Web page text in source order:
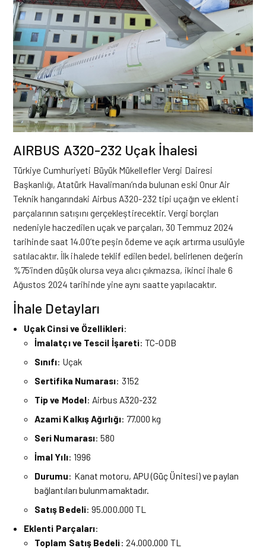
AIRBUS A320-232 Uçak İhalesi
Türkiye Cumhuriyeti Büyük Mükellefler Vergi Dairesi
Başkanlığı, Atatürk Havalimanı’nda bulunan eski Onur Air
Teknik hangarındaki Airbus A320-232 tipi uçağın ve eklenti
parçalarının satışını gerçekleştirecektir. Vergi borçları
nedeniyle haczedilen uçak ve parçaları, 30 Temmuz 2024
tarihinde saat 14.00’te peşin ödeme ve açık artırma usulüyle
satılacaktır. İlk ihalede teklif edilen bedel, belirlenen değerin
%75’inden düşük olursa veya alıcı çıkmazsa, ikinci ihale 6
Ağustos 2024 tarihinde yine aynı saatte yapılacaktır.
İhale Detayları
Uçak Cinsi ve Özellikleri:
İmalatçı ve Tescil İşareti: TC-ODB
Sınıfı: Uçak
Sertifika Numarası: 3152
Tip ve Model: Airbus A320-232
Azami Kalkış Ağırlığı: 77.000 kg
Seri Numarası: 580
İmal Yılı: 1996
Durumu: Kanat motoru, APU (Güç Ünitesi) ve paylan
bağlantıları bulunmamaktadır.
Satış Bedeli: 95.000.000 TL
Eklenti Parçaları:
Toplam Satış Bedeli: 24.000.000 TL